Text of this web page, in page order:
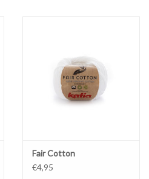
Fair Cotton
€4,95